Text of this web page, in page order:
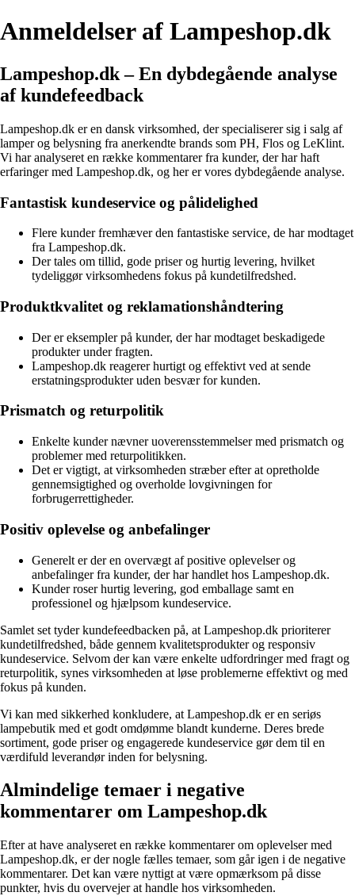
Anmeldelser af Lampeshop.dk
Lampeshop.dk – En dybdegående analyse
af kundefeedback
Lampeshop.dk er en dansk virksomhed, der specialiserer sig i salg af
lamper og belysning fra anerkendte brands som PH, Flos og LeKlint.
Vi har analyseret en række kommentarer fra kunder, der har haft
erfaringer med Lampeshop.dk, og her er vores dybdegående analyse.
Fantastisk kundeservice og pålidelighed
Flere kunder fremhæver den fantastiske service, de har modtaget
fra Lampeshop.dk.
Der tales om tillid, gode priser og hurtig levering, hvilket
tydeliggør virksomhedens fokus på kundetilfredshed.
Produktkvalitet og reklamationshåndtering
Der er eksempler på kunder, der har modtaget beskadigede
produkter under fragten.
Lampeshop.dk reagerer hurtigt og effektivt ved at sende
erstatningsprodukter uden besvær for kunden.
Prismatch og returpolitik
Enkelte kunder nævner uoverensstemmelser med prismatch og
problemer med returpolitikken.
Det er vigtigt, at virksomheden stræber efter at opretholde
gennemsigtighed og overholde lovgivningen for
forbrugerrettigheder.
Positiv oplevelse og anbefalinger
Generelt er der en overvægt af positive oplevelser og
anbefalinger fra kunder, der har handlet hos Lampeshop.dk.
Kunder roser hurtig levering, god emballage samt en
professionel og hjælpsom kundeservice.
Samlet set tyder kundefeedbacken på, at Lampeshop.dk prioriterer
kundetilfredshed, både gennem kvalitetsprodukter og responsiv
kundeservice. Selvom der kan være enkelte udfordringer med fragt og
returpolitik, synes virksomheden at løse problemerne effektivt og med
fokus på kunden.
Vi kan med sikkerhed konkludere, at Lampeshop.dk er en seriøs
lampebutik med et godt omdømme blandt kunderne. Deres brede
sortiment, gode priser og engagerede kundeservice gør dem til en
værdifuld leverandør inden for belysning.
Almindelige temaer i negative
kommentarer om Lampeshop.dk
Efter at have analyseret en række kommentarer om oplevelser med
Lampeshop.dk, er der nogle fælles temaer, som går igen i de negative
kommentarer. Det kan være nyttigt at være opmærksom på disse
punkter, hvis du overvejer at handle hos virksomheden.